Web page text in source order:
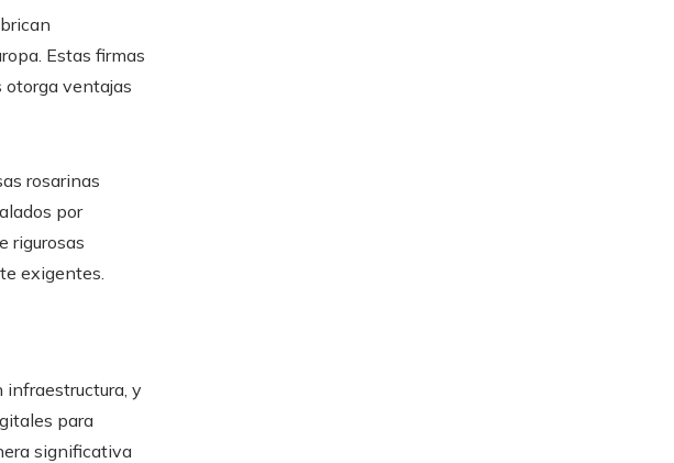
Estas firmas
otorga ventajas
rosarinas
por
rigurosas
exigentes.
y
para
significativa